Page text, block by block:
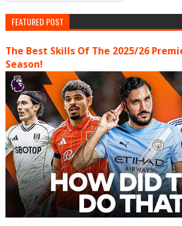
FEATURED POST
The Best Skills Of The 2025/26
Season!